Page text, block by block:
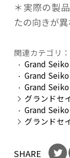
＊実際の製
たの向きが異
関連カテゴリ：
Grand Seiko
Grand Seiko
Grand Seiko
グランドセ
Grand Seiko
グランドセ
SHARE